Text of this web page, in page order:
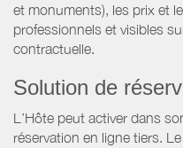
et monuments), les prix et
professionnels et visibles
contractuelle.
Solution de
L’Hôte peut activer dans
réservation en ligne tiers.